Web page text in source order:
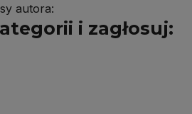
autora:
i zagłosuj: